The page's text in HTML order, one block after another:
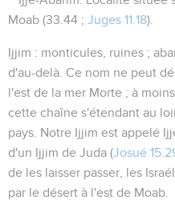
Moab (33.44 ; Juges 11.18).
Ijjim : monticules, ruines ;
d'au-delà. Ce nom ne peut
l'est de la mer Morte ; à
cette chaîne s'étendant au
pays. Notre Ijjim est appelé
d'un Ijjim de Juda (Josué
de les laisser passer, les
par le désert à l'est de Moab.